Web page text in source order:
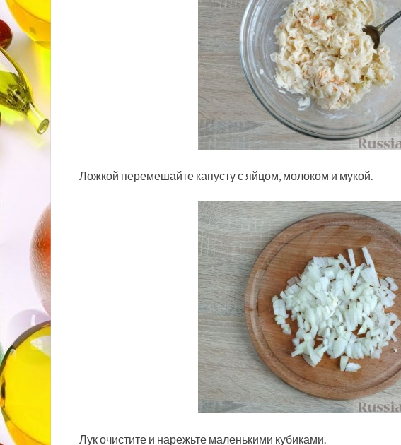
Ложкой перемешайте капусту с яйцом, молоком и мукой.
Лук очистите и нарежьте маленькими кубиками.